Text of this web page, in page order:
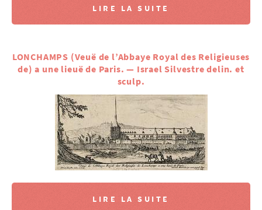
LIRE LA SUITE
LONCHAMPS (Veuë de l’Abbaye Royal des Religieuses
de) a une lieuë de Paris. — Israel Silvestre delin. et
sculp.
LIRE LA SUITE